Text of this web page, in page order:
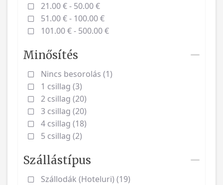
21.00 € - 50.00 €
51.00 € - 100.00 €
101.00 € - 500.00 €
Minősítés
Nincs besorolás (1)
1 csillag (3)
2 csillag (20)
3 csillag (20)
4 csillag (18)
5 csillag (2)
Szállástípus
Szállodák (Hoteluri) (19)